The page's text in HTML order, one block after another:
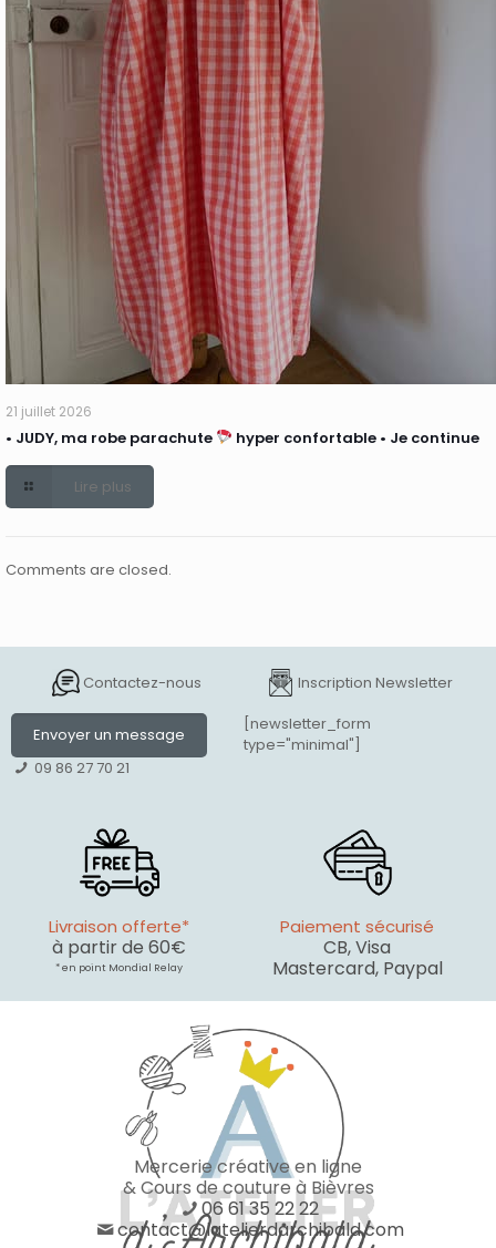
21 juillet 2026
• JUDY, ma robe parachute hyper confortable • Je continue
Lire plus
Comments are closed.
Contactez-nous
Envoyer un message
09 86 27 70 21
Inscription Newsletter
[newsletter_form
type="minimal"]
Livraison offerte*
à partir de 60€
* en point Mondial Relay
Paiement sécurisé
CB, Visa
Mastercard, Paypal
Mercerie créative en ligne
& Cours de couture à Bièvres
06 61 35 22 22
contact@latelierdarchibald.com